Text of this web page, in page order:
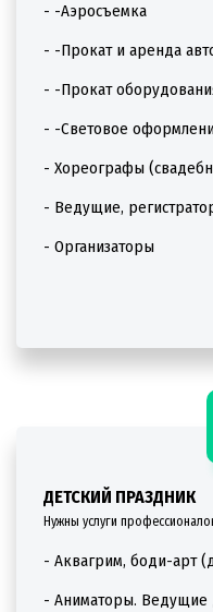
- -Аэросъемка
- -Прокат и аренда
- -Прокат
- -Световое
- Хореографы
- Ведущие,
- Организаторы
ДЕТСКИЙ ПРАЗДНИК
Нужны услуги
- Аквагрим, боди-арт
- Аниматоры. Ведущие